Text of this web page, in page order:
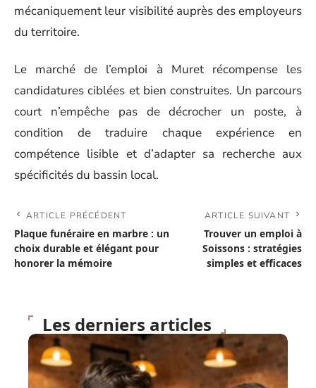
mécaniquement leur visibilité auprès des employeurs
du territoire.
Le marché de l’emploi à Muret récompense les
candidatures ciblées et bien construites. Un parcours
court n’empêche pas de décrocher un poste, à
condition de traduire chaque expérience en
compétence lisible et d’adapter sa recherche aux
spécificités du bassin local.
ARTICLE PRÉCÉDENT
Plaque funéraire en marbre : un
choix durable et élégant pour
honorer la mémoire
ARTICLE SUIVANT
Trouver un emploi à
Soissons : stratégies
simples et efficaces
Les derniers articles